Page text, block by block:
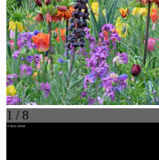
1 / 8